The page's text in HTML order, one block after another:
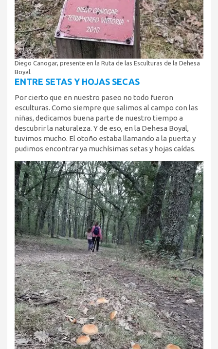
Diego Canogar, presente en la Ruta de las Esculturas de la Dehesa
Boyal.
ENTRE SETAS Y HOJAS SECAS
Por cierto que en nuestro paseo no todo fueron
esculturas. Como siempre que salimos al campo con las
niñas, dedicamos buena parte de nuestro tiempo a
descubrir la naturaleza. Y de eso, en la Dehesa Boyal,
tuvimos mucho. El otoño estaba llamando a la puerta y
pudimos encontrar ya muchísimas setas y hojas caídas.